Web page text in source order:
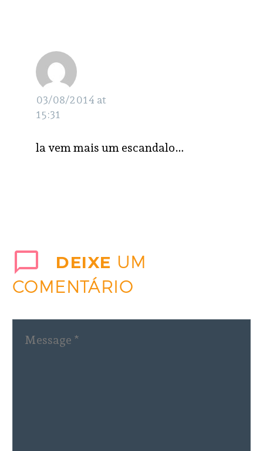
03/08/2014 at
15:31
la vem mais um escandalo…
DEIXE UM
COMENTÁRIO